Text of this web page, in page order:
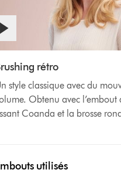
rétro
style classique avec du
Obtenu avec l’embout
Coanda et la brosse
utilisés